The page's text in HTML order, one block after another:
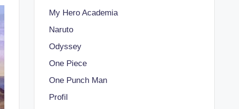
My Hero Academia
Naruto
Odyssey
One Piece
One Punch Man
Profil